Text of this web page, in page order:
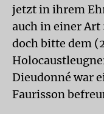
jetzt in ihrem
auch in einer
doch bitte dem
Dieudonné war
Faurisson